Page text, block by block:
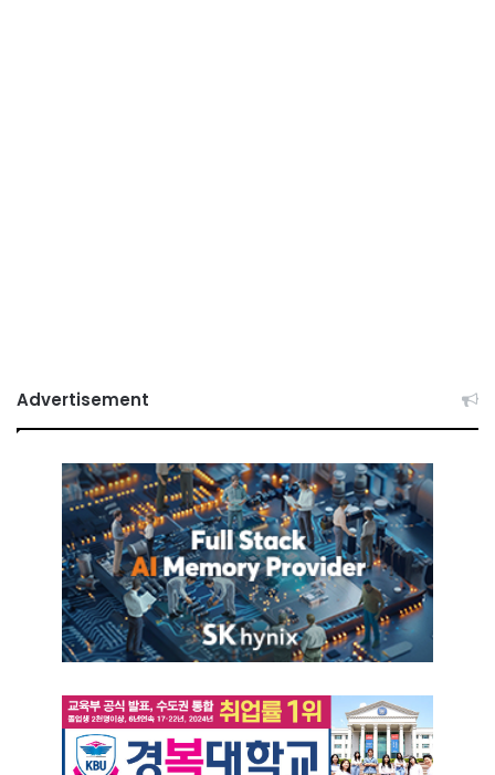
Advertisement